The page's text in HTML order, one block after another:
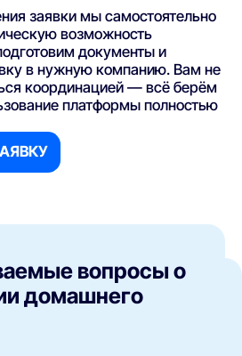
заявки мы самостоятельно
возможность
документы и
в нужную компанию. Вам не
координацией — всё берём
платформы полностью
вопросы о
домашнего